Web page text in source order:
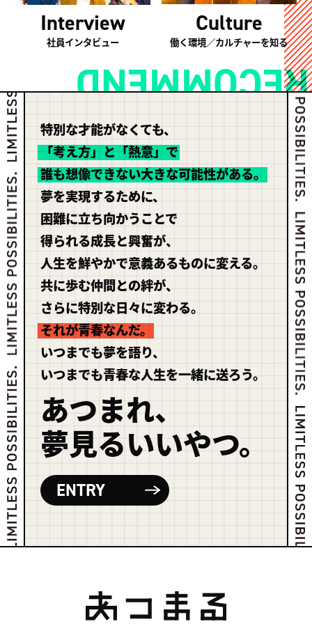
RECOMMEND
Interview
社員インタビュー
Culture
働く環境／カルチャーを知る
特別な才能がなくても、
「考え方」と「熱意」で
誰も想像できない大きな可能性がある。
夢を実現するために、
困難に立ち向かうことで
得られる成長と興奮が、
人生を鮮やかで意義あるものに変える。
共に歩む仲間との絆が、
さらに特別な日々に変わる。
それが青春なんだ。
いつまでも夢を語り、
いつまでも青春な人生を一緒に送ろう。
あつまれ、
夢見るいいやつ。
ENTRY